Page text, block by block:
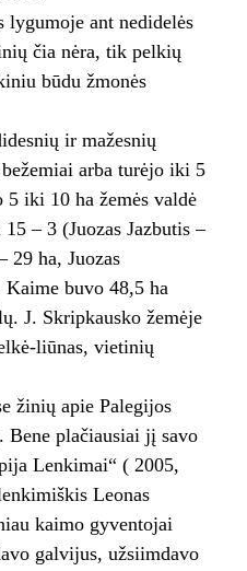
lygumoje ant nedidelės
čia nėra, tik pelkių
būdu žmonės
ir mažesnių
arba turėjo iki 5
5 iki 10 ha žemės valdė
– 3 (Juozas Jazbutis –
29 ha, Juozas
Kaime buvo 48,5 ha
J. Skripkausko žemėje
liūnas, vietinių
žinių apie Palegijos
Bene plačiausiai jį savo
Lenkimai“ ( 2005,
Leonas
kaimo gyventojai
galvijus, užsiimdavo